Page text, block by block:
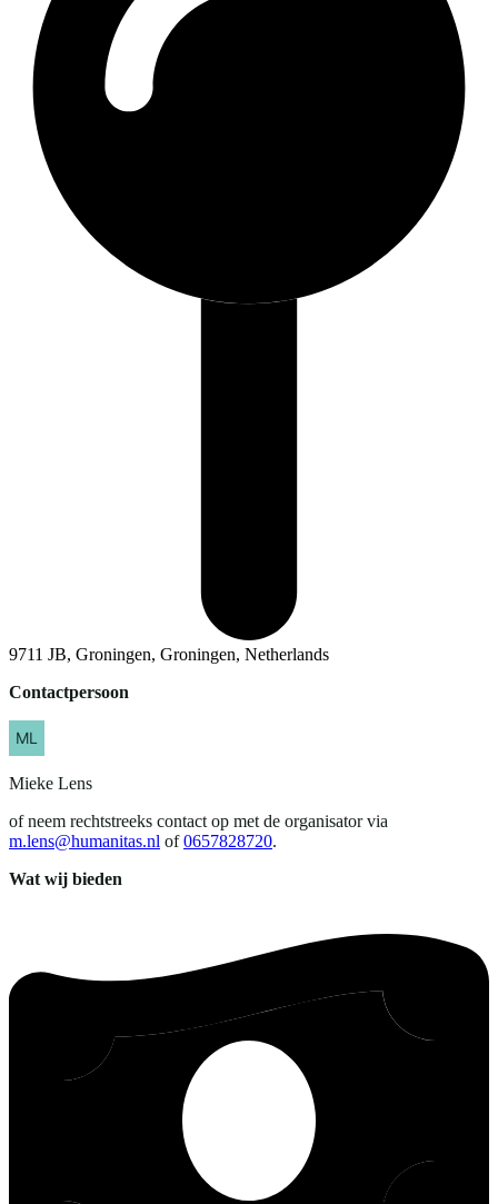
9711 JB, Groningen, Groningen, Netherlands
Contactpersoon
Mieke Lens
of neem rechtstreeks contact op met de organisator via
m.lens@humanitas.nl of 0657828720.
Wat wij bieden